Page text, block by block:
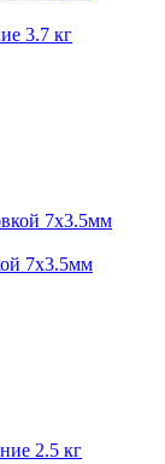
3.7 кг
7х3.5мм